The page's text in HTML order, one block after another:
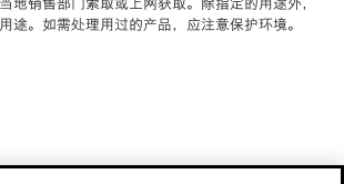
地销售部门索取或上网获取。除指定的用途外，
途。如需处理用过的产品，应注意保护环境。